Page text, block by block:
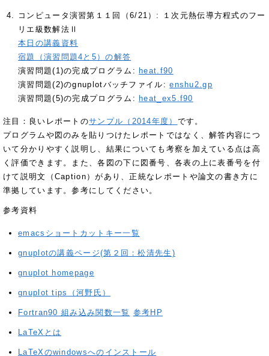
コンピュータ演習第１１回（6/21）: １次元熱伝導方程式のフー
リエ級数解法Ⅱ
本日の講義資料
宿題（演習問題4と5）の解答
演習問題(1)の完成プログラム: heat.f90
演習問題(2)のgnuplotバッチファイル:enshu2.gp
演習問題(5)の完成プログラム: heat_ex5.f90
注目：良いレポートのサンプル（2014年度） です。
プログラムや図のみを貼りつけたレポートではなく、解答内容につ
いて分かりやすく説明し、結果についても考察を加えている点は高
く評価できます。また、各図の下に図番号、各表の上に表番号を付
けて説明文（Caption）があり、正統なレポートや論文の書き方に
準拠しています。参考にしてください。
参考資料
emacsショートカットキー一覧
gnuplotの講義ページ(第２回：松清先生)
gnuplot homepage
gnuplot tips（河野氏）
Fortran90 組み込み関数一覧 参考HP
LaTeXとは
LaTeXのwindowsへのインストール